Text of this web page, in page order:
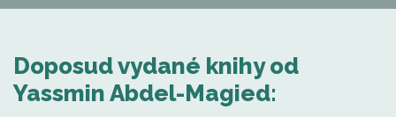
Doposud vydané knihy od
Yassmin Abdel-Magied: